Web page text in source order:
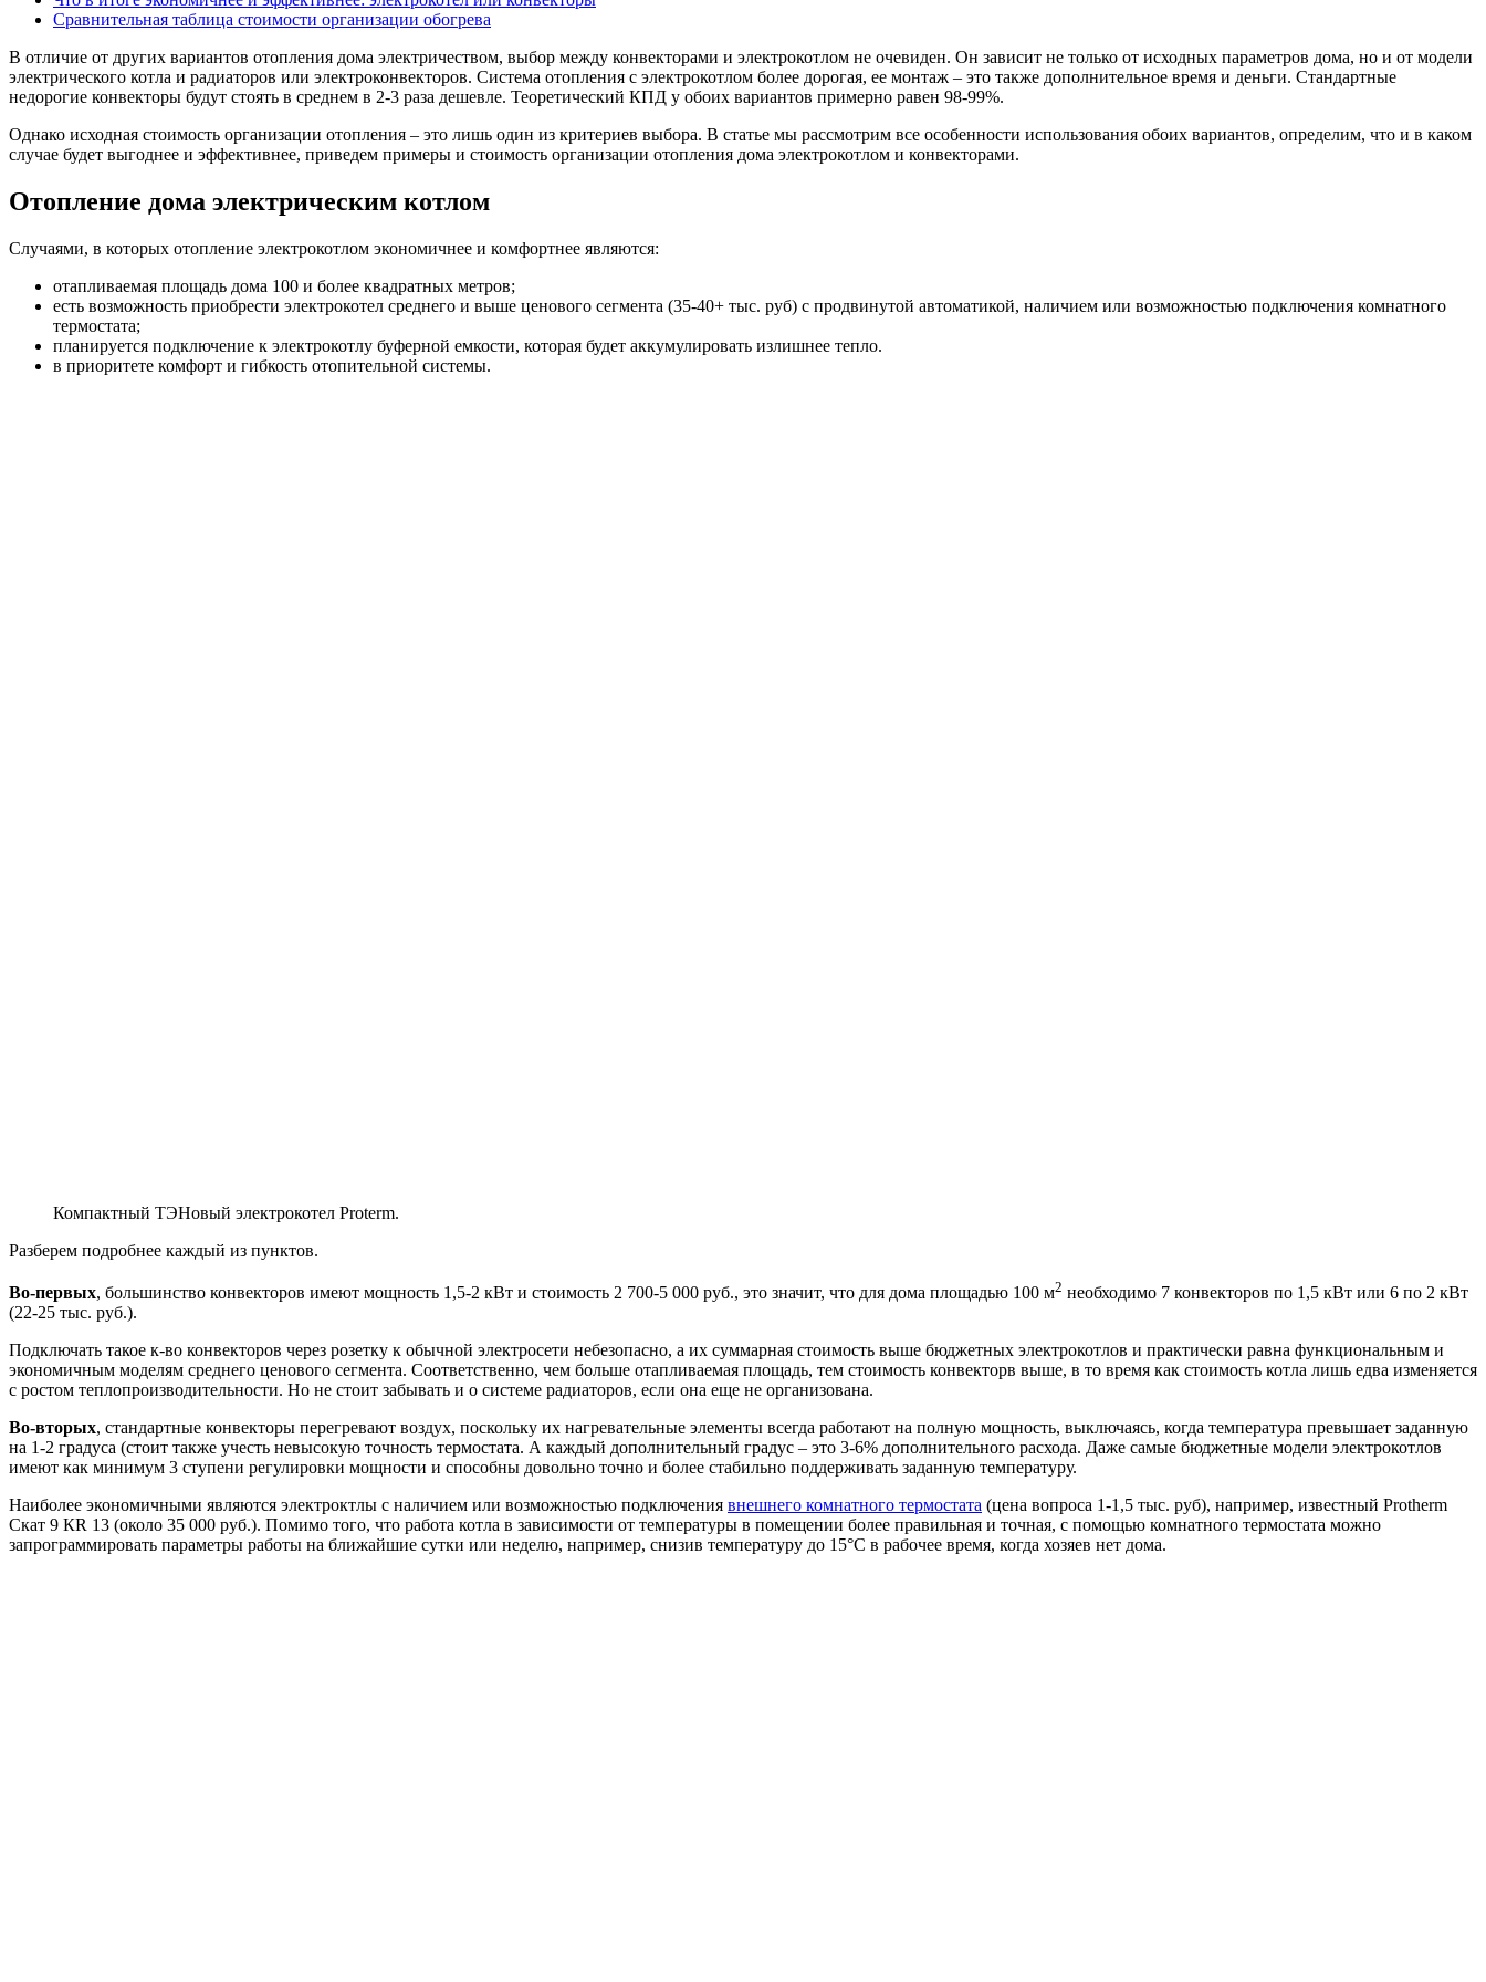
Сравнительная таблица стоимости организации обогрева
В отличие от других вариантов отопления дома электричеством, выбор между конвекторами и электрокотлом не очевиден. Он зависит не только от исходных параметров дома, но и от модели
электрического котла и радиаторов или электроконвекторов. Система отопления с электрокотлом более дорогая, ее монтаж – это также дополнительное время и деньги. Стандартные
недорогие конвекторы будут стоять в среднем в 2-3 раза дешевле. Теоретический КПД у обоих вариантов примерно равен 98-99%.
Однако исходная стоимость организации отопления – это лишь один из критериев выбора. В статье мы рассмотрим все особенности использования обоих вариантов, определим, что и в каком
случае будет выгоднее и эффективнее, приведем примеры и стоимость организации отопления дома электрокотлом и конвекторами.
Отопление дома электрическим котлом
Случаями, в которых отопление электрокотлом экономичнее и комфортнее являются:
отапливаемая площадь дома 100 и более квадратных метров;
есть возможность приобрести электрокотел среднего и выше ценового сегмента (35-40+ тыс. руб) с продвинутой автоматикой, наличием или возможностью подключения комнатного
термостата;
планируется подключение к электрокотлу буферной емкости, которая будет аккумулировать излишнее тепло.
в приоритете комфорт и гибкость отопительной системы.
Компактный ТЭНовый электрокотел Proterm.
Разберем подробнее каждый из пунктов.
Во-первых, большинство конвекторов имеют мощность 1,5-2 кВт и стоимость 2 700-5 000 руб., это значит, что для дома площадью 100 м2 необходимо 7 конвекторов по 1,5 кВт или 6 по 2 кВт
(22-25 тыс. руб.).
Подключать такое к-во конвекторов через розетку к обычной электросети небезопасно, а их суммарная стоимость выше бюджетных электрокотлов и практически равна функциональным и
экономичным моделям среднего ценового сегмента. Соответственно, чем больше отапливаемая площадь, тем стоимость конвекторв выше, в то время как стоимость котла лишь едва изменяется
с ростом теплопроизводительности. Но не стоит забывать и о системе радиаторов, если она еще не организована.
Во-вторых, стандартные конвекторы перегревают воздух, поскольку их нагревательные элементы всегда работают на полную мощность, выключаясь, когда температура превышает заданную
на 1-2 градуса (стоит также учесть невысокую точность термостата. А каждый дополнительный градус – это 3-6% дополнительного расхода. Даже самые бюджетные модели электрокотлов
имеют как минимум 3 ступени регулировки мощности и способны довольно точно и более стабильно поддерживать заданную температуру.
Наиболее экономичными являются электроктлы с наличием или возможностью подключения внешнего комнатного термостата (цена вопроса 1-1,5 тыс. руб), например, известный Protherm
Скат 9 КR 13 (около 35 000 руб.). Помимо того, что работа котла в зависимости от температуры в помещении более правильная и точная, с помощью комнатного термостата можно
запрограммировать параметры работы на ближайшие сутки или неделю, например, снизив температуру до 15°C в рабочее время, когда хозяев нет дома.